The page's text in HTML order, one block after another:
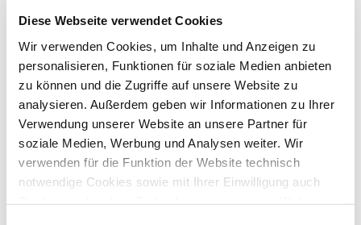
Diese Webseite verwendet Cookies
Wir verwenden Cookies, um Inhalte und Anzeigen zu
personalisieren, Funktionen für soziale Medien anbieten
zu können und die Zugriffe auf unsere Website zu
analysieren. Außerdem geben wir Informationen zu Ihrer
Verwendung unserer Website an unsere Partner für
soziale Medien, Werbung und Analysen weiter. Wir
verwenden für die Funktion der Website technisch
notwendige Cookies sowie mit Ihrer Einwilligung auch